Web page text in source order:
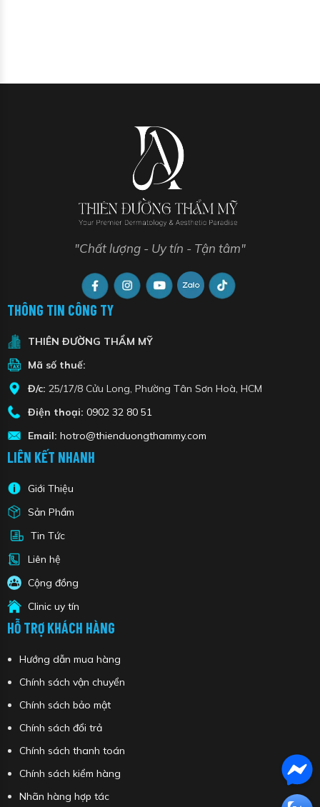
"Chất lượng - Uy tín - Tận tâm"
THÔNG TIN CÔNG TY
THIÊN ĐƯỜNG THẨM MỸ
Mã số thuế:
Đ/c: 25/17/8 Cửu Long, Phường Tân Sơn Hoà, HCM
Điện thoại: 0902 32 80 51
Email: hotro@thienduongthammy.com
LIÊN KẾT NHANH
Giới Thiệu
Sản Phẩm
Tin Tức
Liên hệ
Cộng đồng
Clinic uy tín
HỖ TRỢ KHÁCH HÀNG
Hướng dẫn mua hàng
Chính sách vận chuyển
Chính sách bảo mật
Chính sách đổi trả
Chính sách thanh toán
Chính sách kiểm hàng
Nhãn hàng hợp tác